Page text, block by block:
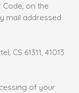
Code, on the
mail addressed
CS 61311, 41013
of your